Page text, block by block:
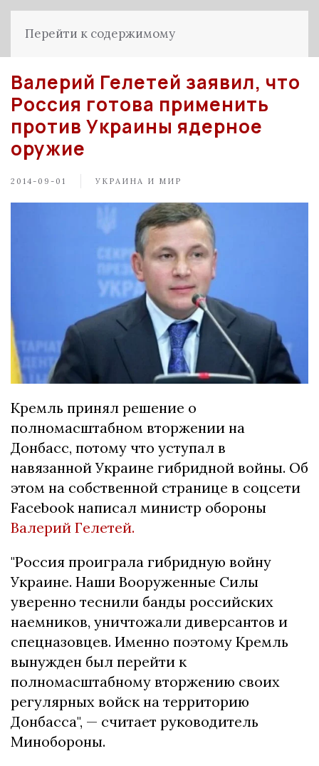
Перейти к содержимому
Валерий Гелетей заявил, что
Россия готова применить
против Украины ядерное
оружие
2014-09-01 УКРАИНА И МИР
Кремль принял решение о
полномасштабном вторжении на
Донбасс, потому что уступал в
навязанной Украине гибридной войны. Об
этом на собственной странице в соцсети
Facebook написал министр обороны
Валерий Гелетей.
"Россия проиграла гибридную войну
Украине. Наши Вооруженные Силы
уверенно теснили банды российских
наемников, уничтожали диверсантов и
спецназовцев. Именно поэтому Кремль
вынужден был перейти к
полномасштабному вторжению своих
регулярных войск на территорию
Донбасса", — считает руководитель
Минобороны.